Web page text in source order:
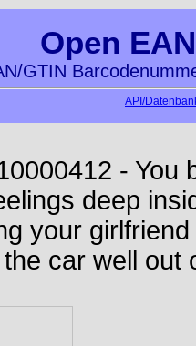
Open
GTIN
API/
- You
deep
your
car well out